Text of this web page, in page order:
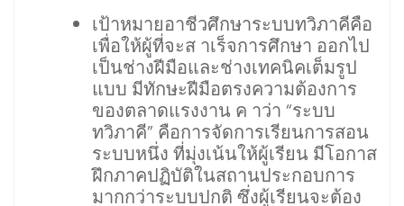
เป้าหมายอาชีวศึกษาระบบทวิภาคีคือ
เพื่อให้ผู้ที่จะส าเร็จการศึกษา ออกไป
เป็นช่างฝีมือและช่างเทคนิคเต็มรูป
แบบ มีทักษะฝีมือตรงความต้องการ
ของตลาดแรงงาน ค าว่า “ระบบ
ทวิภาคี” คือการจัดการเรียนการสอน
ระบบหนึ่ง ที่มุ่งเน้นให้ผู้เรียน มีโอกาส
ฝึกภาคปฏิบัติในสถานประกอบการ
มากกว่าระบบปกติ ซึ่งผู้เรียนจะต้อง